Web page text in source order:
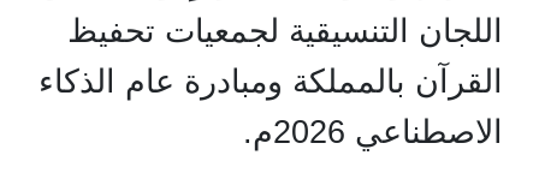
اللجان التنسيقية لجمعيات تحفيظ
القرآن بالمملكة ومبادرة عام الذكاء
الاصطناعي 2026م.